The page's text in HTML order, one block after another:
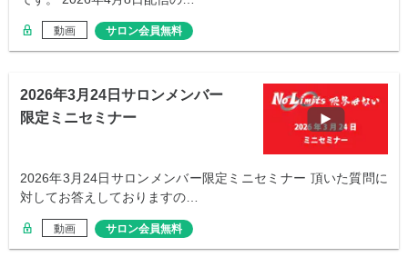
動画 サロン会員無料
2026年3月24日サロンメンバー
限定ミニセミナー
2026年3月24日サロンメンバー限定ミニセミナー 頂いた質問に
対してお答えしておりますの…
動画 サロン会員無料